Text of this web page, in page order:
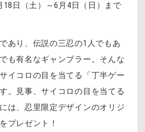
18日（土）～6月4日（日）まで
あり、伝説の三忍の1人でもあ
も有名なギャンブラー。そんな
イコロの目を当てる「丁半ゲー
。見事、サイコロの目を当てる
は、忍里限定デザインのオリジ
プレゼント！